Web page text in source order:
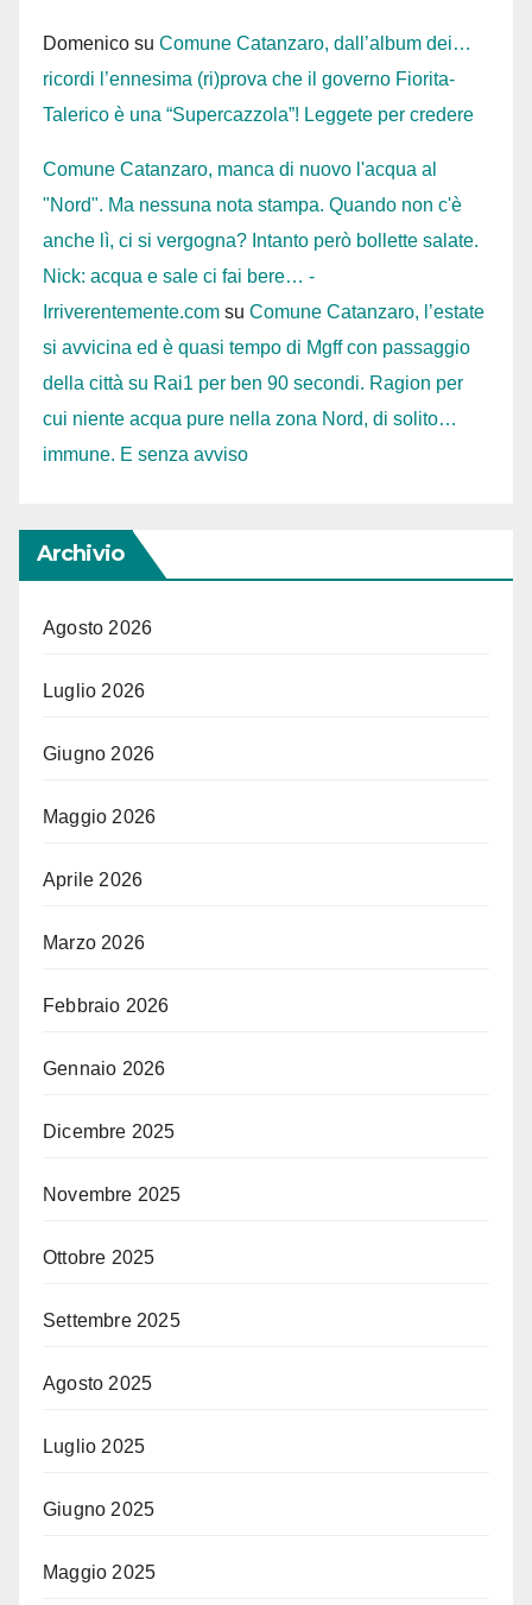
Domenico su Comune Catanzaro, dall’album dei…
ricordi l’ennesima (ri)prova che il governo Fiorita-
Talerico è una “Supercazzola”! Leggete per credere
Comune Catanzaro, manca di nuovo l'acqua al
"Nord". Ma nessuna nota stampa. Quando non c'è
anche lì, ci si vergogna? Intanto però bollette salate.
Nick: acqua e sale ci fai bere… -
Irriverentemente.com su Comune Catanzaro, l’estate
si avvicina ed è quasi tempo di Mgff con passaggio
della città su Rai1 per ben 90 secondi. Ragion per
cui niente acqua pure nella zona Nord, di solito…
immune. E senza avviso
Archivio
Agosto 2026
Luglio 2026
Giugno 2026
Maggio 2026
Aprile 2026
Marzo 2026
Febbraio 2026
Gennaio 2026
Dicembre 2025
Novembre 2025
Ottobre 2025
Settembre 2025
Agosto 2025
Luglio 2025
Giugno 2025
Maggio 2025